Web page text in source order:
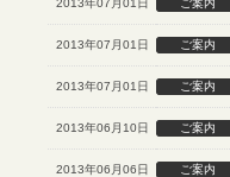
2013年07月01日 ご案内
2013年07月01日 ご案内
2013年07月01日 ご案内
2013年06月10日 ご案内
2013年06月06日 ご案内